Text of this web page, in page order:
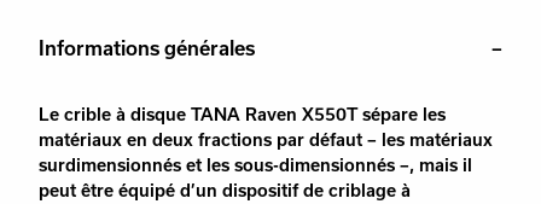
Informations générales
Le crible à disque TANA Raven X550T sépare les
matériaux en deux fractions par défaut – les matériaux
surdimensionnés et les sous-dimensionnés –, mais il
peut être équipé d’un dispositif de criblage à